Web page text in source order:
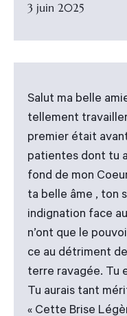
3 juin 2025
Salut ma belle
tellement
premier était
patientes dont tu
fond de mon
ta belle âme , ton
indignation face
n’ont que le
ce au détriment
terre ravagée. Tu
Tu aurais tant
« Cette Brise